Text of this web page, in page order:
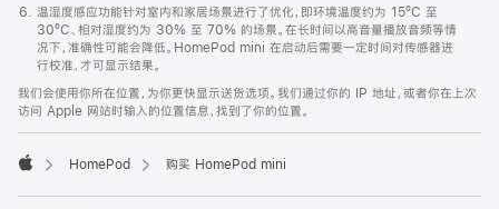
温湿度感应功能针对室内和家居场景进行了优化，即环境温度约为 15ºC 至
30ºC、相对湿度约为 30% 至 70% 的场景。在长时间以高音量播放音频等情
况下，准确性可能会降低。HomePod mini 在启动后需要一定时间对传感器进
行校准，才可显示结果。
我们会使用你所在位置，为你更快显示送货选项。我们通过你的 IP 地址，或者你在上次
访问 Apple 网站时输入的位置信息，找到了你的位置。
HomePod 购买 HomePod mini